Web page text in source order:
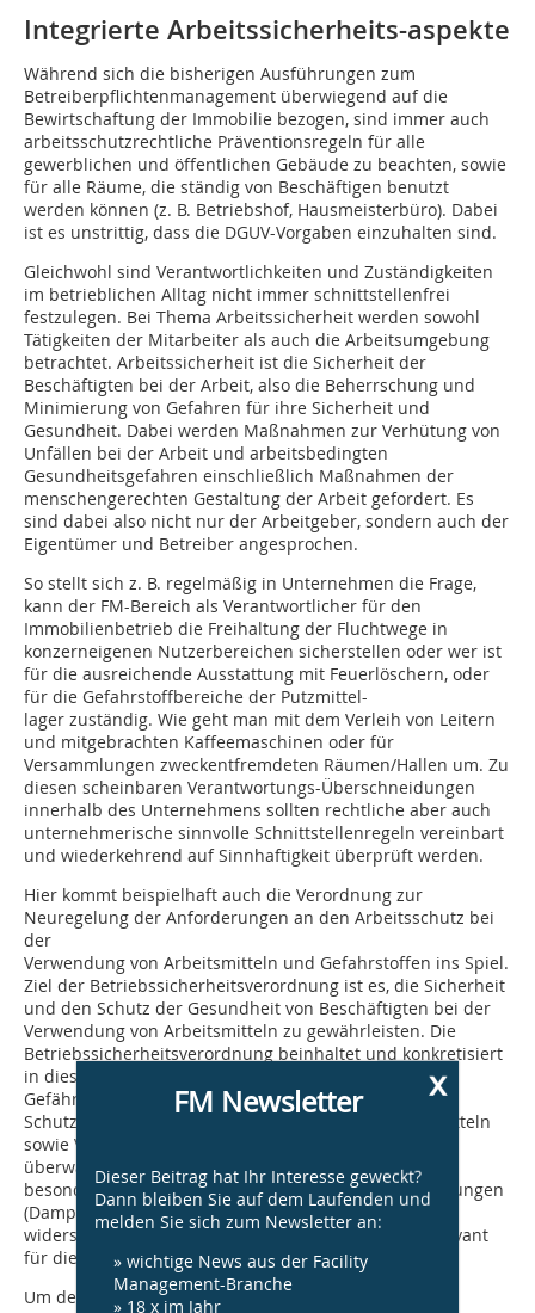
Integrierte Arbeitssicherheits-aspekte
Während sich die bisherigen Ausführungen zum
Betreiberpflichtenmanagement überwiegend auf die
Bewirtschaftung der Immobilie bezogen, sind immer auch
arbeitsschutzrechtliche Präventionsregeln für alle
gewerblichen und öffentlichen Gebäude zu beachten, sowie
für alle Räume, die ständig von Beschäftigen benutzt
werden können (z. B. Betriebshof, Hausmeisterbüro). Dabei
ist es unstrittig, dass die DGUV-Vorgaben einzuhalten sind.
Gleichwohl sind Verantwortlichkeiten und Zuständigkeiten
im betrieblichen Alltag nicht immer schnittstellenfrei
festzulegen. Bei Thema Arbeitssicherheit werden sowohl
Tätigkeiten der Mitarbeiter als auch die Arbeitsumgebung
betrachtet. Arbeitssicherheit ist die Sicherheit der
Beschäftigten bei der Arbeit, also die Beherrschung und
Minimierung von Gefahren für ihre Sicherheit und
Gesundheit. Dabei werden Maßnahmen zur Verhütung von
Unfällen bei der Arbeit und arbeitsbedingten
Gesundheitsgefahren einschließlich Maßnahmen der
menschengerechten Gestaltung der Arbeit gefordert. Es
sind dabei also nicht nur der Arbeitgeber, sondern auch der
Eigentümer und Betreiber angesprochen.
So stellt sich z. B. regelmäßig in Unternehmen die Frage,
kann der FM-Bereich als Verantwortlicher für den
Immobilienbetrieb die Freihaltung der Fluchtwege in
konzerneigenen Nutzerbereichen sicherstellen oder wer ist
für die ausreichende Ausstattung mit Feuerlöschern, oder
für die Gefahrstoffbereiche der Putzmittel-
lager zuständig. Wie geht man mit dem Verleih von Leitern
und mitgebrachten Kaffeemaschinen oder für
Versammlungen zweckentfremdeten Räumen/Hallen um. Zu
diesen scheinbaren Verantwortungs-Überschneidungen
innerhalb des Unternehmens sollten rechtliche aber auch
unternehmerische sinnvolle Schnittstellenregeln vereinbart
und wiederkehrend auf Sinnhaftigkeit überprüft werden.
Hier kommt beispielhaft auch die Verordnung zur
Neuregelung der Anforderungen an den Arbeitsschutz bei
der
Verwendung von Arbeitsmitteln und Gefahrstoffen ins Spiel.
Ziel der Betriebssicherheitsverordnung ist es, die Sicherheit
und den Schutz der Gesundheit von Beschäftigten bei der
Verwendung von Arbeitsmitteln zu gewährleisten. Die
Betriebssicherheitsverordnung beinhaltet und konkretisiert
in diesem Sinne alle wesentlichen Anforderungen zu
Gefährdungsbeurteilung, Grundpflichten des AG und
Schutzmaßnahmen im Zusammenhang mit Arbeitsmitteln
sowie Vorgaben für bestimmte Anlagen. Die
überwachungsbedürftigen Anlagen stellen betrieblich
besondere Anlagen dar, weil sie besonderen Gefährdungen
(Dampf, Druck, Absturz sowie Brand/Explosion)
widerspiegeln. Diese dürfen gleichzeitig auch als relevant
für die Gebäudesicherheit eingestuft werden.
Um den umfangreichen Anforderungen an die
x
FM Newsletter
Dieser Beitrag hat Ihr Interesse geweckt?
Dann bleiben Sie auf dem Laufenden und
melden Sie sich zum Newsletter an:
» wichtige News aus der Facility
Management-Branche
» 18 x im Jahr